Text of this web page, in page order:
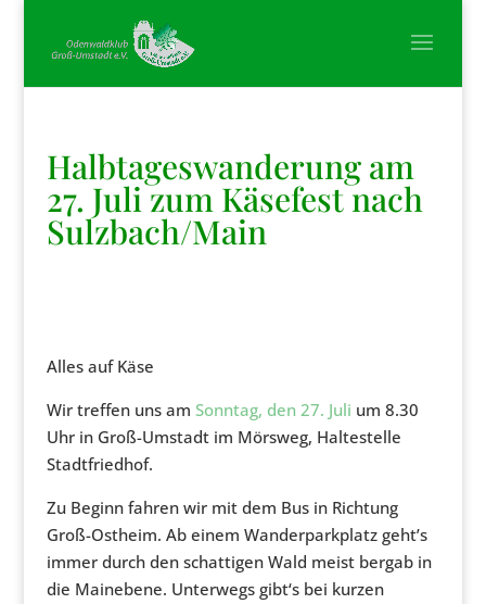
Halbtageswanderung am
27. Juli zum Käsefest nach
Sulzbach/Main
Alles auf Käse
Wir treffen uns am Sonntag, den 27. Juli um 8.30
Uhr in Groß-Umstadt im Mörsweg, Haltestelle
Stadtfriedhof.
Zu Beginn fahren wir mit dem Bus in Richtung
Groß-Ostheim. Ab einem Wanderparkplatz geht’s
immer durch den schattigen Wald meist bergab in
die Mainebene. Unterwegs gibt‘s bei kurzen